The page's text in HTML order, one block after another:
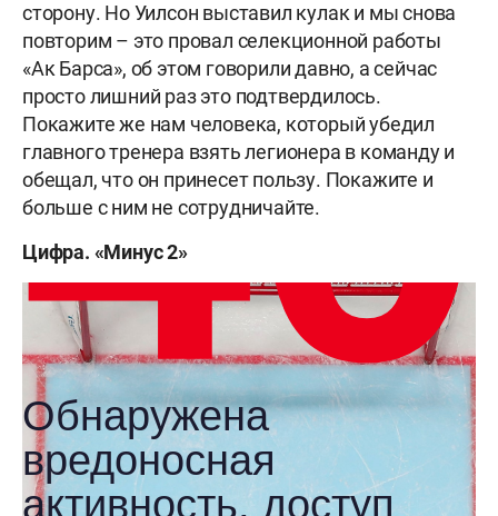
сторону. Но Уилсон выставил кулак и мы снова
повторим – это провал селекционной работы
«Ак Барса», об этом говорили давно, а сейчас
просто лишний раз это подтвердилось.
Покажите же нам человека, который убедил
главного тренера взять легионера в команду и
обещал, что он принесет пользу. Покажите и
больше с ним не сотрудничайте.
Цифра. «Минус 2»